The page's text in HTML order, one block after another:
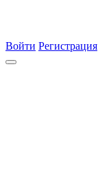
Войти Регистрация